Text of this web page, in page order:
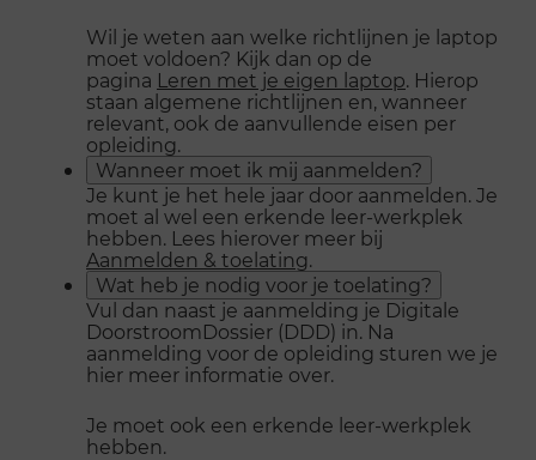
Wil je weten aan welke richtlijnen je laptop
moet voldoen? Kijk dan op de
pagina Leren met je eigen laptop. Hierop
staan algemene richtlijnen en, wanneer
relevant, ook de aanvullende eisen per
opleiding.
Wanneer moet ik mij aanmelden?
Je kunt je het hele jaar door aanmelden. Je
moet al wel een erkende leer-werkplek
hebben. Lees hierover meer bij
Aanmelden & toelating.
Wat heb je nodig voor je toelating?
Vul dan naast je aanmelding je Digitale
DoorstroomDossier (DDD) in. Na
aanmelding voor de opleiding sturen we je
hier meer informatie over.
Je moet ook een erkende leer-werkplek
hebben.